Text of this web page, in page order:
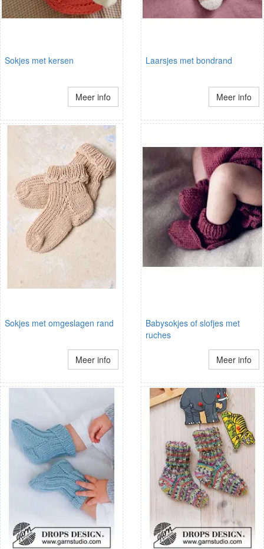
Sokjes met kersen
Meer info
Laarsjes met bondrand
Meer info
Sokjes met omgeslagen rand
Meer info
Babysokjes of slofjes met
ruches
Meer info